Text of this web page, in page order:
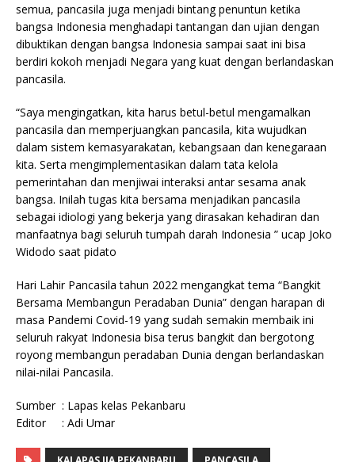
semua, pancasila juga menjadi bintang penuntun ketika
bangsa Indonesia menghadapi tantangan dan ujian dengan
dibuktikan dengan bangsa Indonesia sampai saat ini bisa
berdiri kokoh menjadi Negara yang kuat dengan berlandaskan
pancasila.
“Saya mengingatkan, kita harus betul-betul mengamalkan
pancasila dan memperjuangkan pancasila, kita wujudkan
dalam sistem kemasyarakatan, kebangsaan dan kenegaraan
kita. Serta mengimplementasikan dalam tata kelola
pemerintahan dan menjiwai interaksi antar sesama anak
bangsa. Inilah tugas kita bersama menjadikan pancasila
sebagai idiologi yang bekerja yang dirasakan kehadiran dan
manfaatnya bagi seluruh tumpah darah Indonesia ” ucap Joko
Widodo saat pidato
Hari Lahir Pancasila tahun 2022 mengangkat tema “Bangkit
Bersama Membangun Peradaban Dunia” dengan harapan di
masa Pandemi Covid-19 yang sudah semakin membaik ini
seluruh rakyat Indonesia bisa terus bangkit dan bergotong
royong membangun peradaban Dunia dengan berlandaskan
nilai-nilai Pancasila.
Sumber : Lapas kelas Pekanbaru
Editor : Adi Umar